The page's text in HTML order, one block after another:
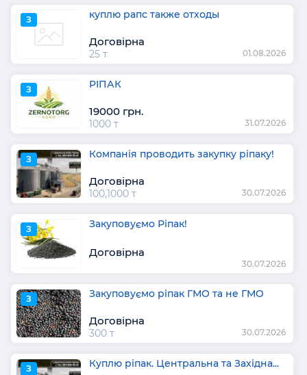
З куплю рапс также отходы
Договірна
25 т 01.08.2026
З РІПАК
19000 грн.
1000 т 31.07.2026
З Компанія проводить закупку ріпаку!
Договірна
100,1000 т 30.07.2026
З Закуповуємо Ріпак!
Договірна
30.07.2026
З Закуповуємо ріпак ГМО та не ГМО
Договірна
300 т 30.07.2026
З Куплю ріпак. Центральна та Західна...